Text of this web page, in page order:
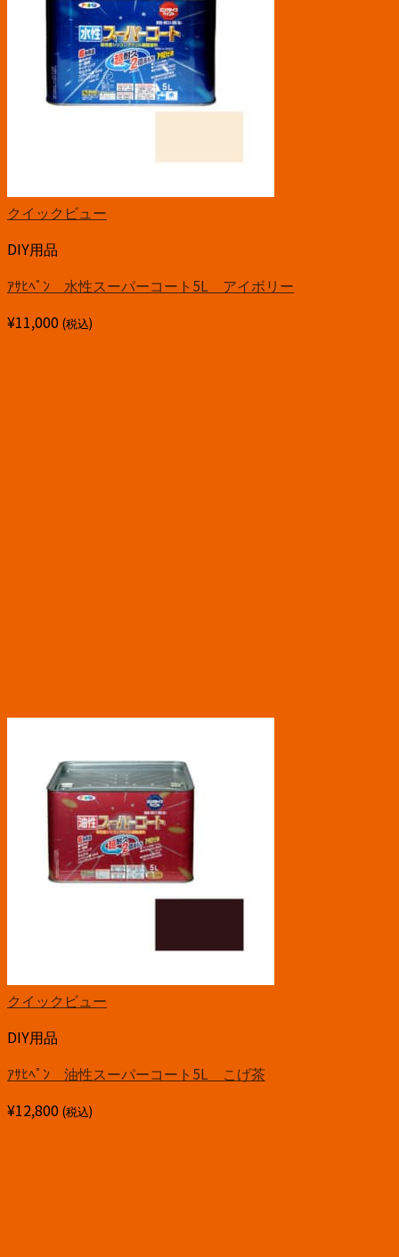
クイックビュー
DIY用品
ｱｻﾋﾍﾟﾝ 水性スーパーコート5L アイボリー
¥11,000 (税込)
クイックビュー
DIY用品
ｱｻﾋﾍﾟﾝ 油性スーパーコート5L こげ茶
¥12,800 (税込)